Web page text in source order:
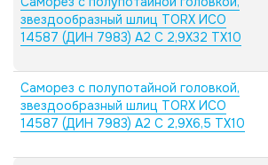
звездообразный шлиц TORX ИСО
14587 (ДИН 7983) А2 C 2,9X32 TX10
Саморез с полупотайной головкой,
звездообразный шлиц TORX ИСО
14587 (ДИН 7983) А2 C 2,9X6,5 TX10